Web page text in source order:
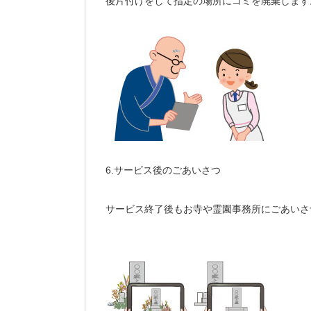
6.サービス後のごあいさつ
サービス終了後もお寺や霊園事務所にごあいさ